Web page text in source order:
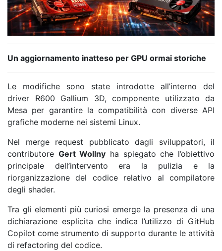
Un aggiornamento inatteso per GPU ormai storiche
Le modifiche sono state introdotte all’interno del
driver R600 Gallium 3D, componente utilizzato da
Mesa per garantire la compatibilità con diverse API
grafiche moderne nei sistemi Linux.
Nel merge request pubblicato dagli sviluppatori, il
contributore Gert Wollny ha spiegato che l’obiettivo
principale dell’intervento era la pulizia e la
riorganizzazione del codice relativo al compilatore
degli shader.
Tra gli elementi più curiosi emerge la presenza di una
dichiarazione esplicita che indica l’utilizzo di GitHub
Copilot come strumento di supporto durante le attività
di refactoring del codice.